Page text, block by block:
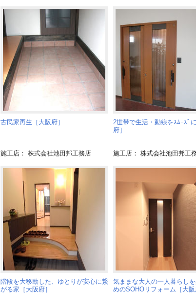
古民家再生［大阪府］
施工店： 株式会社池田邦工務店
2世帯で生活・動線をｽﾑｰｽﾞ
府］
施工店： 株式会社池田邦工
階段を大移動した、ゆとりが安心に繋
がる家［大阪府］
気ままな大人の一人暮らし
めのSOHOリフォーム［大阪